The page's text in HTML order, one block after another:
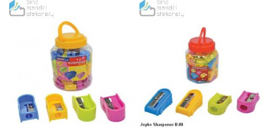
TO
COMPARE
WISHCOMPARE